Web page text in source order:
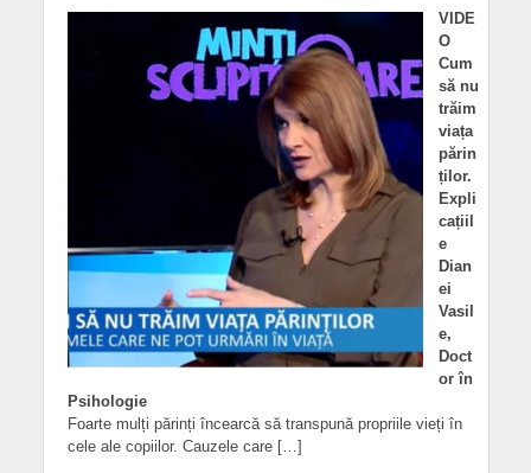
VIDE
O
Cum
să nu
trăim
viața
părin
ților.
Expli
cațiil
e
Dian
ei
Vasil
e,
Doct
or în
Psihologie
Foarte mulți părinți încearcă să transpună propriile vieți în
cele ale copiilor. Cauzele care […]